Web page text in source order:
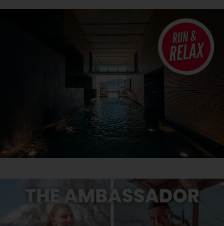
Run & Relax